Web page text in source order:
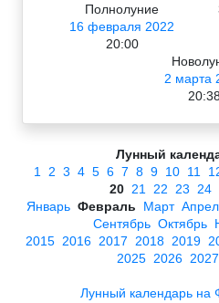
Полнолуние
16 февраля 2022
20:00
2 марта
20:38
Лунный
1
2 3 4 5 6 7 8 9 10 11
20 21 22 23 24
Январь Февраль Март
Сентябрь Октябрь
2015 2016 2017 2018 2019
2025 2026 2027
Лунный календарь на